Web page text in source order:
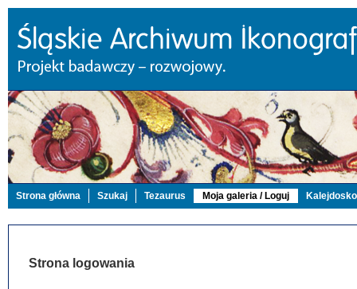
Strona główna Szukaj Tezaurus Moja galeria / Loguj
Strona logowania